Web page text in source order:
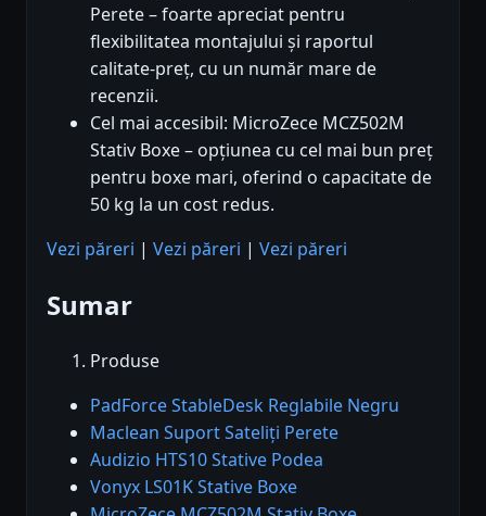
Perete – foarte apreciat pentru
flexibilitatea montajului și raportul
calitate-preț, cu un număr mare de
recenzii.
Cel mai accesibil: MicroZece MCZ502M
Stativ Boxe – opțiunea cu cel mai bun preț
pentru boxe mari, oferind o capacitate de
50 kg la un cost redus.
Vezi păreri | Vezi păreri | Vezi păreri
Sumar
Produse
PadForce StableDesk Reglabile Negru
Maclean Suport Sateliți Perete
Audizio HTS10 Stative Podea
Vonyx LS01K Stative Boxe